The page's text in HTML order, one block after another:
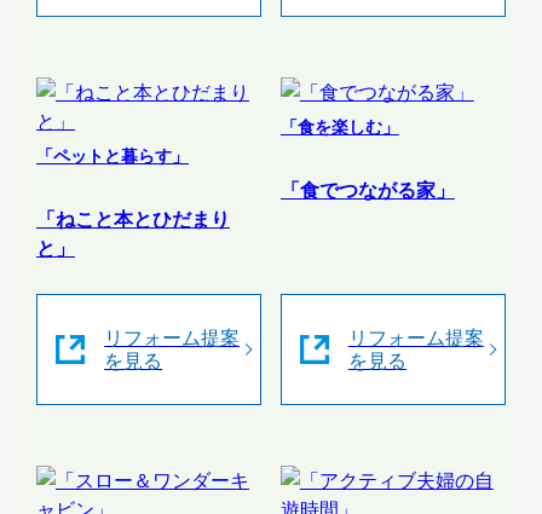
「ペットと暮らす」
「ねこと本とひだまり
と」
リフォーム提案
を見る
「食を楽しむ」
「食でつながる家」
リフォーム提案
を見る